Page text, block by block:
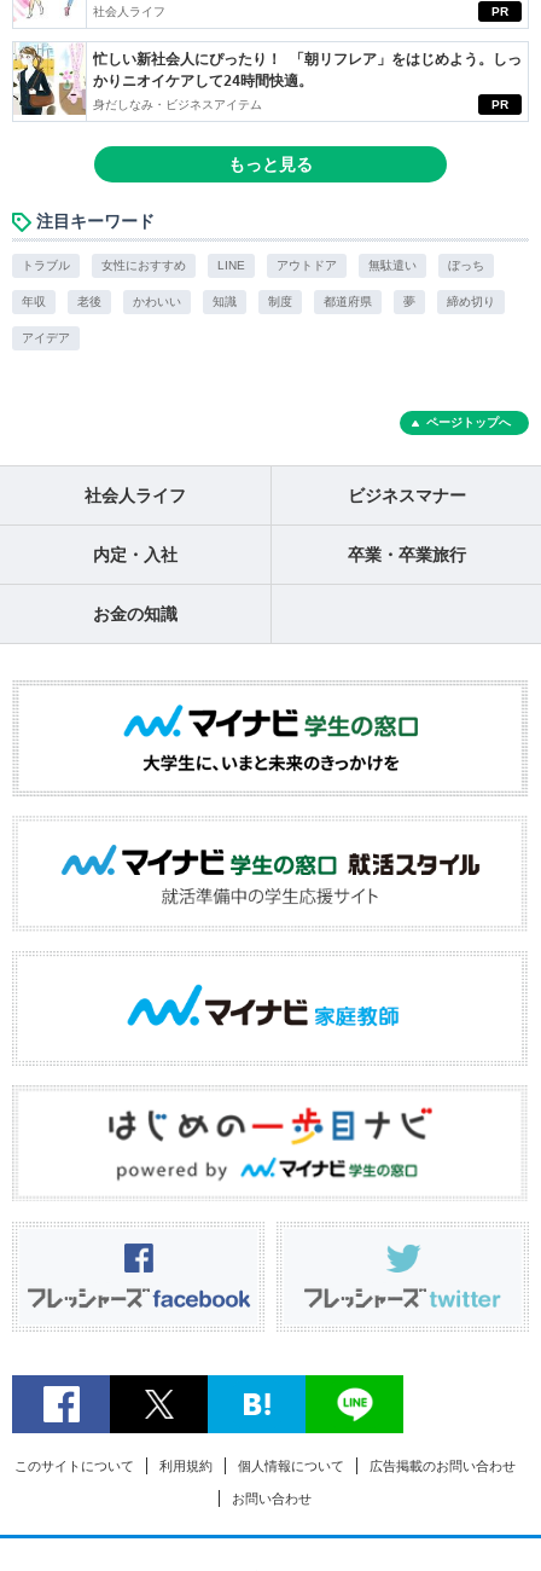
PR
社会人ライフ
PR
忙しい新社会人にぴったり！ 「朝リフレア」をはじめよう。しっ
かりニオイケアして24時間快適。
身だしなみ・ビジネスアイテム
もっと見る
注目キーワード
トラブル 女性におすすめ LINE アウトドア 無駄遣い ぼっち
年収 老後 かわいい 知識 制度 都道府県 夢 締め切り
アイデア
ページトップへ
社会人ライフ ビジネスマナー
内定・入社 卒業・卒業旅行
お金の知識
このサイトについて 利用規約 個人情報について 広告掲載のお問い合わせ
お問い合わせ